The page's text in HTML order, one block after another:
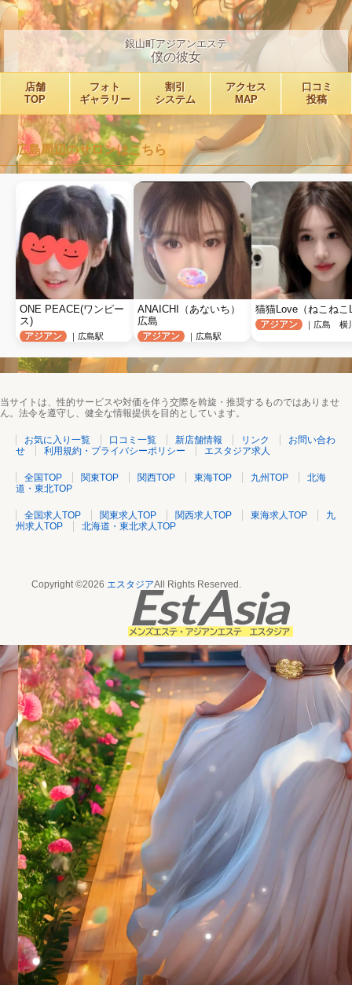
銀山町アジアンエステ
僕の彼女
店舗
TOP
フォト
ギャラリー
割引
システム
アクセス
MAP
口コミ
投稿
広島周辺のサロンはこちら
ONE PEACE(ワンピー
ス)
アジアン ｜広島駅
ANAICHI（あないち）
広島
アジアン ｜広島駅
猫猫Love（ねこねこ
アジアン ｜広島 横
当サイトは、性的サービスや対価を伴う交際を斡旋・推奨するものではありませ
ん。法令を遵守し、健全な情報提供を目的としています。
お気に入り一覧 口コミ一覧 新店舗情報 リンク
お問い合わ
せ
利用規約・プライバシーポリシー エスタジア求人
全国TOP 関東TOP 関西TOP 東海TOP 九州TOP
北海
道・東北TOP
全国求人TOP 関東求人TOP 関西求人TOP 東海求人TOP
九
州求人TOP
北海道・東北求人TOP
Copyright ©2026 エスタジアAll Rights Reserved.